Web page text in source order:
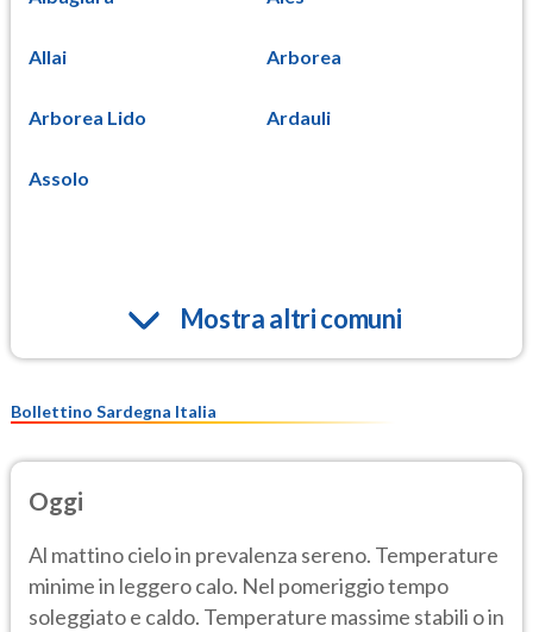
Allai Arborea
Arborea Lido Ardauli
Assolo
Mostra altri comuni
Bollettino Sardegna Italia
Oggi
Al mattino cielo in prevalenza sereno. Temperature
minime in leggero calo. Nel pomeriggio tempo
soleggiato e caldo. Temperature massime stabili o in